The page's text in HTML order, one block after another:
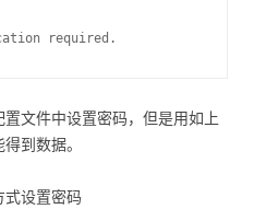
文件中设置密码，但是用如上
到数据。
设置密码